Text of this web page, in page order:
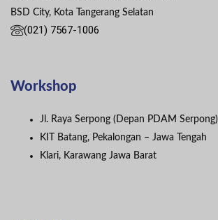
BSD City, Kota Tangerang Selatan
(021) 7567-1006
Workshop
Jl. Raya Serpong (Depan PDAM Serpong)
KIT Batang, Pekalongan – Jawa Tengah
Klari, Karawang Jawa Barat